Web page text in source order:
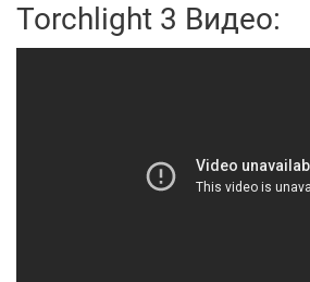
Torchlight 3 Видео: